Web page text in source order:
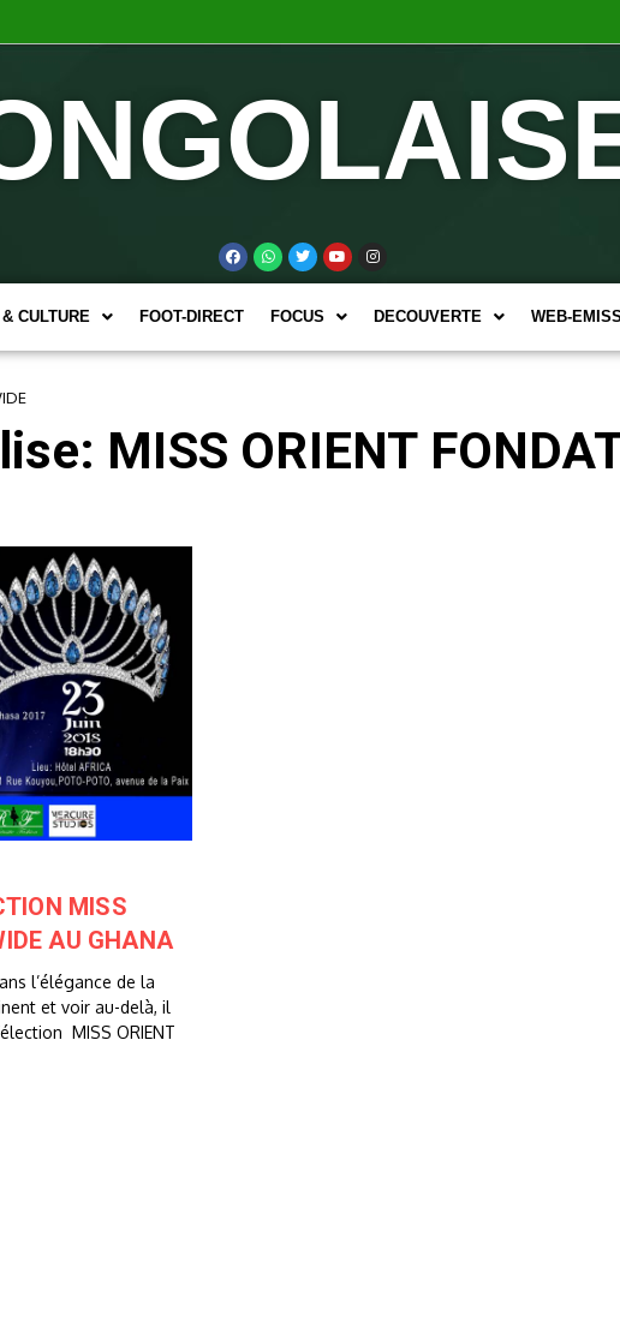
CULTURE FOOT-DIRECT FOCUS DECOUVERTE WEB-
MISS ORIENT
MISS
AU GHANA
l’élégance de la
et voir au-delà, il
MISS ORIENT